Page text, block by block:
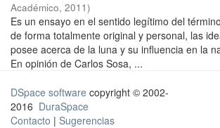
Académico, 2011)
Es un ensayo en el sentido legítimo del
de forma totalmente original y personal, las
posee acerca de la luna y su influencia en la
En opinión de Carlos Sosa, ...
DSpace software copyright © 2002-
2016 DuraSpace
Contacto | Sugerencias